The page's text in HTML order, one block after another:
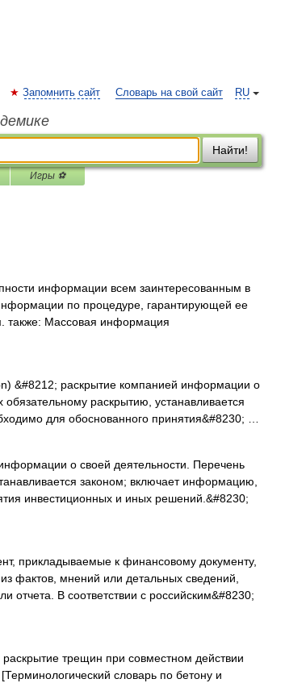
RU
Запомнить сайт Словарь на свой сайт
Найти!
Игры ⚽
информации всем заинтересованным в
по процедуре, гарантирующей ее
также: Массовая информация
&#8212; раскрытие компанией информации о
раскрытию, устанавливается
для обоснованного принятия&#8230; …
о своей деятельности. Перечень
законом; включает информацию,
инвестиционных и иных решений.&#8230;
прикладываемые к финансовому документу,
фактов, мнений или детальных сведений,
отчета. В соответствии с российским&#8230;
трещин при совместном действии
словарь по бетону и